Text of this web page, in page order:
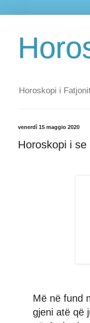
Horoskopi i
venerdì 15 maggio 2020
Horoskopi i
Më në fund
gjeni atë që